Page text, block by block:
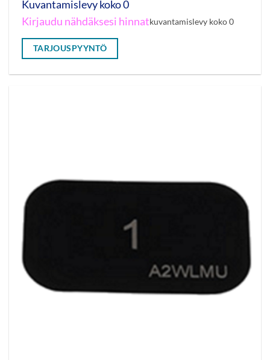
Kuvantamislevy koko 0
Kirjaudu nähdäksesi hinnatkuvantamislevy koko 0
TARJOUSPYYNTÖ